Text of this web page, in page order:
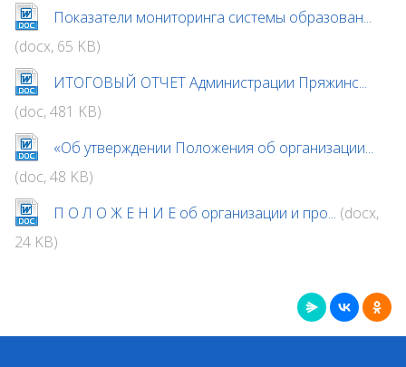
Показатели мониторинга системы образован...
(docx, 65 KB)
ИТОГОВЫЙ ОТЧЕТ Администрации Пряжинс...
(doc, 481 KB)
«Об утверждении Положения об организации...
(doc, 48 KB)
П О Л О Ж Е Н И Е об организации и про... (docx,
24 KB)